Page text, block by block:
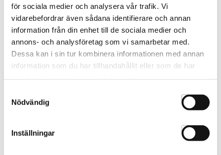
för sociala medier och analysera vår trafik. Vi
vidarebefordrar även sådana identifierare och annan
information från din enhet till de sociala medier och
annons- och analysföretag som vi samarbetar med.
Dessa kan i sin tur kombinera informationen med annan
information som du har tillhandahållit eller som de har
Nödvändig
Inställningar
Yasaka SM-55 är en rak sax med cobalt stainless steel.
Detta är en fantastiskt skön sax att klippa med. Den ligger
väldigt bra i handen och håller en väldigt hög kvalité. 5,5 tum.
Betyg & kommentarer
För att ange betyg för produkten behöver ni
Var först med att betygsätta denna produkt.